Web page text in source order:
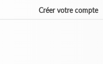
Créer votre compte